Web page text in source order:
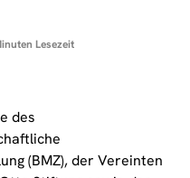
Lesezeit
des
(BMZ), der Vereinten